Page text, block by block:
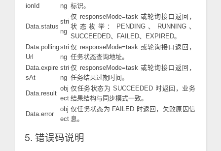
ionId
ng 标识。
Data.status
stri
ng
仅 responseMode=task 或轮询接口返回，
状态枚举：PENDING、RUNNING、
SUCCEEDED、FAILED、EXPIRED。
Data.polling
Url
stri
ng
仅 responseMode=task 或轮询接口返回，
任务状态查询地址。
Data.expire
sAt
stri
ng
仅 responseMode=task 或轮询接口返回，
任务结果过期时间。
Data.result
obj
ect
仅任务状态为 SUCCEEDED 时返回，业务
结果结构与同步模式一致。
Data.error
obj
ect
仅任务状态为 FAILED 时返回，失败原因信
息。
5. 错误码说明